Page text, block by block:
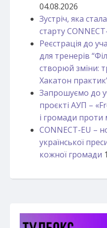
04.08.2026
Зустріч, яка
старту
Реєстрація до
для тренерів
створюй зміни:
Хакатон
Запрошуємо до
проєкті АУП –
і громади проти
CONNECT-EU –
української
кожної громади